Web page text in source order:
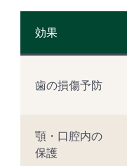
効果
歯の損傷予防
顎・口腔内の
保護